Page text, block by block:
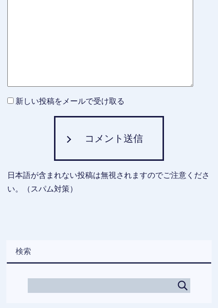
新しい投稿をメールで受け取る
コメント送信
日本語が含まれない投稿は無視されますのでご注意くださ
い。（スパム対策）
検索